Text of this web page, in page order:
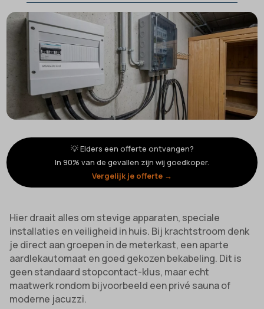
💡 Elders een offerte ontvangen?
In 90% van de gevallen zijn wij goedkoper.
Vergelijk je offerte →
Hier draait alles om stevige apparaten, speciale
installaties en veiligheid in huis. Bij krachtstroom denk
je direct aan groepen in de meterkast, een aparte
aardlekautomaat en goed gekozen bekabeling. Dit is
geen standaard stopcontact-klus, maar echt
maatwerk rondom bijvoorbeeld een privé sauna of
moderne jacuzzi.